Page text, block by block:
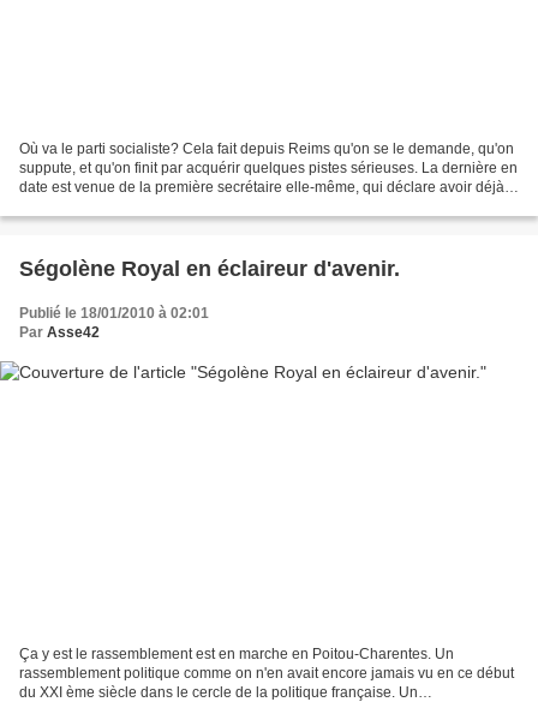
Où va le parti socialiste? Cela fait depuis Reims qu'on se le demande, qu'on
suppute, et qu'on finit par acquérir quelques pistes sérieuses. La dernière en
date est venue de la première secrétaire elle-même, qui déclare avoir déjà
Ségolène Royal en éclaireur d'avenir.
Publié le 18/01/2010 à 02:01
Par Asse42
Ça y est le rassemblement est en marche en Poitou-Charentes. Un
rassemblement politique comme on n'en avait encore jamais vu en ce début
du XXI ème siècle dans le cercle de la politique française. Un